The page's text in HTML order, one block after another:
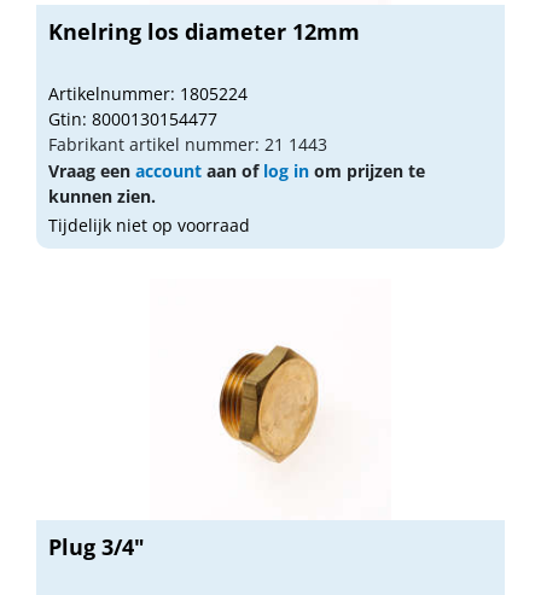
Knelring los diameter 12mm
Artikelnummer: 1805224
Gtin: 8000130154477
Fabrikant artikel nummer: 21 1443
Vraag een account aan of log in om prijzen te
kunnen zien.
Tijdelijk niet op voorraad
Plug 3/4"